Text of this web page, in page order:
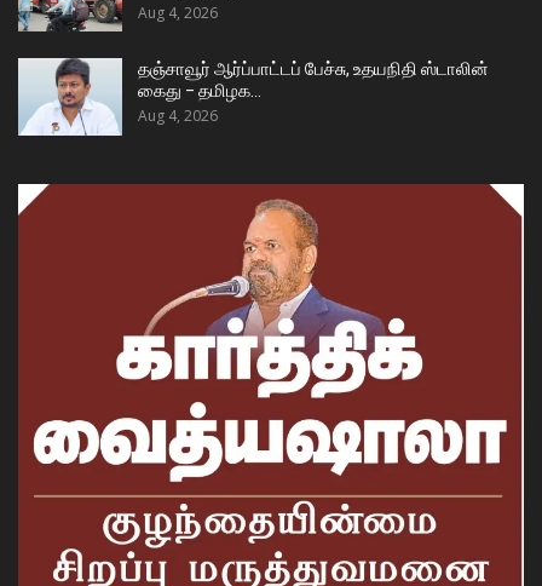
Aug 4, 2026
தஞ்சாவூர் ஆர்ப்பாட்டப் பேச்சு, உதயநிதி ஸ்டாலின்
கைது – தமிழக…
Aug 4, 2026